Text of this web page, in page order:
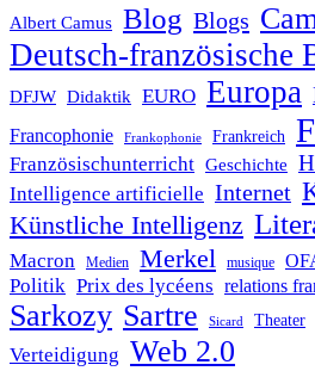
Albert Camus Blog Blogs
Deutsch-französische
DFJW Didaktik EURO Europa
Francophonie Frankophonie Frankreich
Französischunterricht Geschichte
Intelligence artificielle Internet
Künstliche Intelligenz
Macron Medien Merkel musique
Politik Prix des lycéens relations
Sarkozy Sartre Sicard Theater
Verteidigung Web 2.0